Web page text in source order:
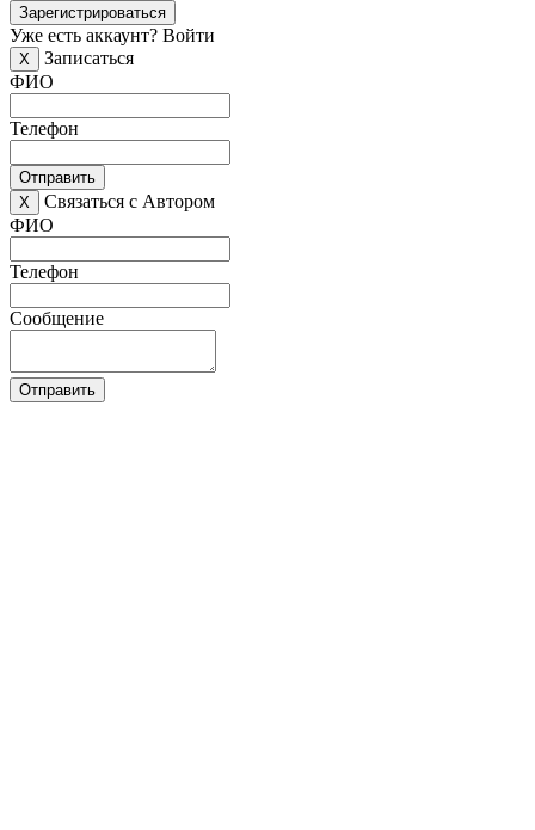
Зарегистрироваться
Уже есть аккаунт? Войти
X
Записаться
ФИО
Телефон
Отправить
X
Связаться с Автором
ФИО
Телефон
Сообщение
Отправить